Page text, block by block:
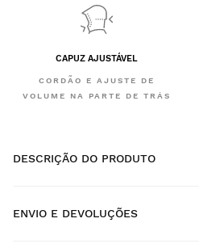
CAPUZ AJUSTÁVEL
CORDÃO E AJUSTE DE
VOLUME NA PARTE DE TRÁS
DESCRIÇÃO DO PRODUTO
ENVIO E DEVOLUÇÕES